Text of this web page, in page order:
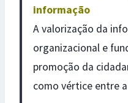
informação
A valorização da
organizacional e
promoção da
como vértice entre